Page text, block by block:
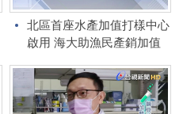
北區首座水產加值打樣中心
啟用 海大助漁民產銷加值